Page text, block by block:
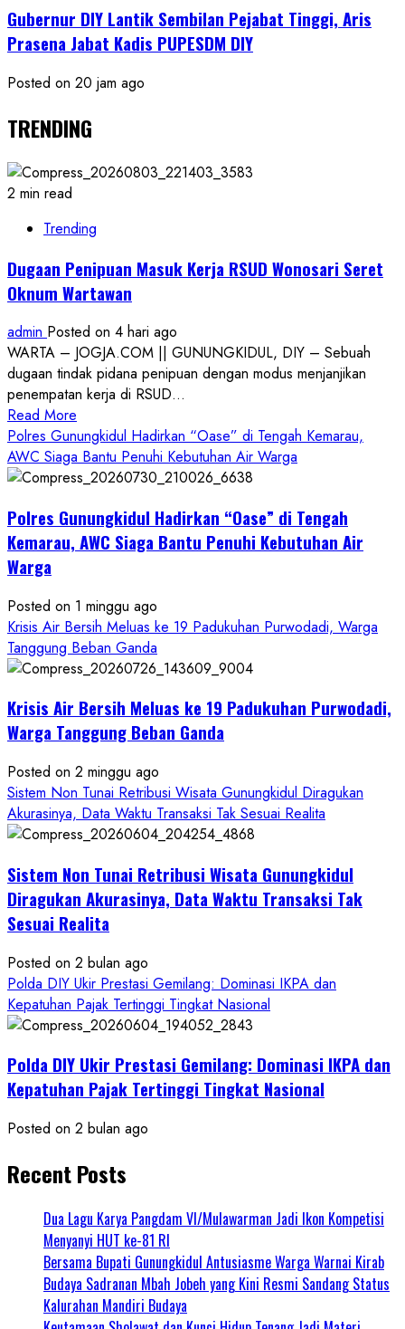
Gubernur DIY Lantik Sembilan Pejabat Tinggi, Aris
Prasena Jabat Kadis PUPESDM DIY
Posted on 20 jam ago
TRENDING
2 min read
Trending
Dugaan Penipuan Masuk Kerja RSUD Wonosari Seret
Oknum Wartawan
admin Posted on 4 hari ago
WARTA – JOGJA.COM || GUNUNGKIDUL, DIY – Sebuah
dugaan tindak pidana penipuan dengan modus menjanjikan
penempatan kerja di RSUD...
Read More
more
about
Dugaan
Masuk
Kerja
Seret
Oknum
Wartawan
Polres Gunungkidul Hadirkan “Oase” di Tengah Kemarau,
AWC Siaga Bantu Penuhi Kebutuhan Air Warga
Polres Gunungkidul Hadirkan “Oase” di Tengah
Kemarau, AWC Siaga Bantu Penuhi Kebutuhan Air
Warga
Posted on 1 minggu ago
Krisis Air Bersih Meluas ke 19 Padukuhan Purwodadi, Warga
Tanggung Beban Ganda
Krisis Air Bersih Meluas ke 19 Padukuhan Purwodadi,
Warga Tanggung Beban Ganda
Posted on 2 minggu ago
Sistem Non Tunai Retribusi Wisata Gunungkidul Diragukan
Akurasinya, Data Waktu Transaksi Tak Sesuai Realita
Sistem Non Tunai Retribusi Wisata Gunungkidul
Diragukan Akurasinya, Data Waktu Transaksi Tak
Sesuai Realita
Posted on 2 bulan ago
Polda DIY Ukir Prestasi Gemilang: Dominasi IKPA dan
Kepatuhan Pajak Tertinggi Tingkat Nasional
Polda DIY Ukir Prestasi Gemilang: Dominasi IKPA dan
Kepatuhan Pajak Tertinggi Tingkat Nasional
Posted on 2 bulan ago
Recent Posts
Dua Lagu Karya Pangdam VI/Mulawarman Jadi Ikon Kompetisi
Menyanyi HUT ke-81 RI
Bersama Bupati Gunungkidul Antusiasme Warga Warnai Kirab
Budaya Sadranan Mbah Jobeh yang Kini Resmi Sandang Status
Kalurahan Mandiri Budaya